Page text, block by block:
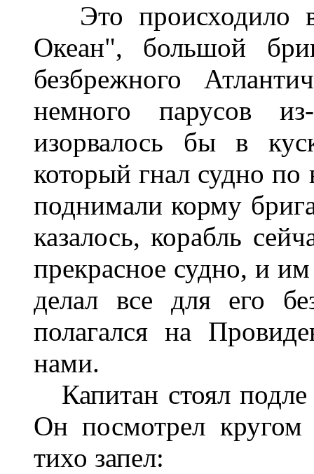
Это происходило в
Океан", большой
безбрежного
немного парусов
изорвалось бы в
который гнал судно
поднимали корму
казалось, корабль
прекрасное судно, и
делал все для его
полагался на
нами.
Капитан стоял подле
Он посмотрел
тихо запел: